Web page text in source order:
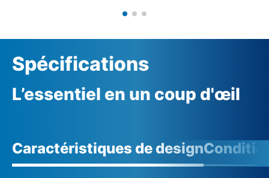
Spécifications
L’essentiel en un coup d'œil
Caractéristiques de design